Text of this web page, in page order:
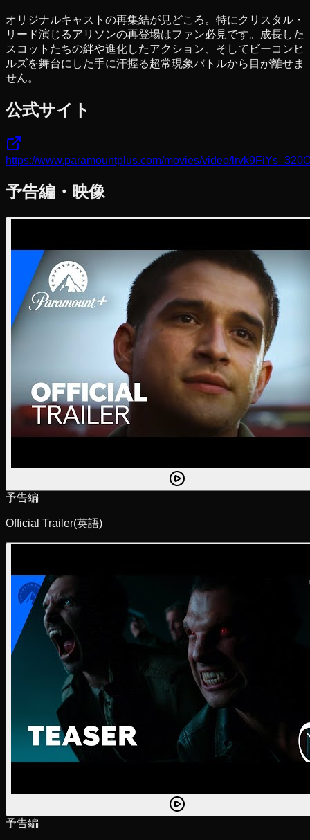
オリジナルキャストの再集結が見どころ。特にクリスタル・
リード演じるアリソンの再登場はファン必見です。成長した
スコットたちの絆や進化したアクション、そしてビーコンヒ
ルズを舞台にした手に汗握る超常現象バトルから目が離せま
せん。
公式サイト
https://www.paramountplus.com/movies/video/
予告編・映像
予告編
Official Trailer(英語)
予告編